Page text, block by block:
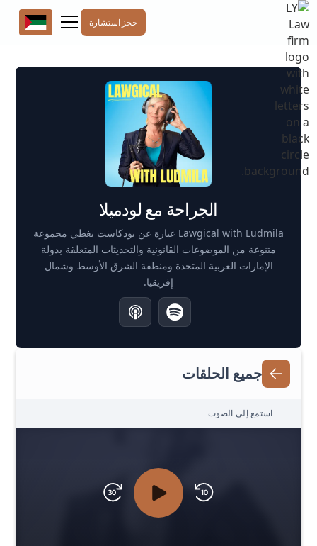
حجز استشارة
الجراحة مع لودميلا
Lawgical with Ludmila عبارة عن بودكاست يغطي مجموعة
متنوعة من الموضوعات القانونية والتحديثات المتعلقة بدولة
الإمارات العربية المتحدة ومنطقة الشرق الأوسط وشمال
إفريقيا.
جميع الحلقات
استمع إلى الصوت